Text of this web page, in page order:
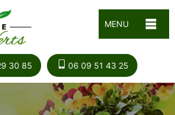
MENU
30 85 06 09 51 43 25